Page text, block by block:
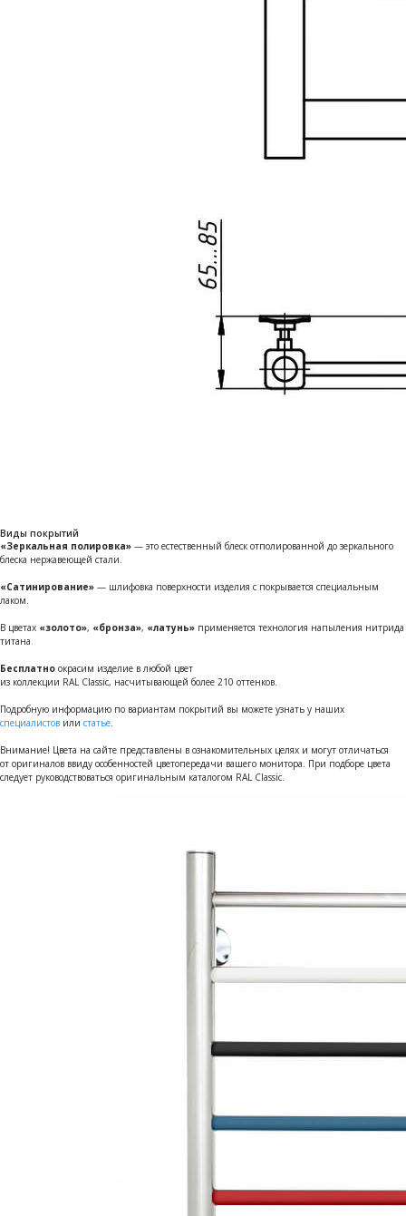
Виды покрытий
«Зеркальная полировка» — это естественный блеск отполированной до зеркального
блеска нержавеющей стали.
«Сатинирование» — шлифовка поверхности изделия с покрывается специальным
лаком.
В цветах «золото», «бронза», «латунь» применяется технология напыления нитрида
титана.
Бесплатно окрасим изделие в любой цвет
из коллекции RAL Classic, насчитывающей более 210 оттенков.
Подробную информацию по вариантам покрытий вы можете узнать у наших
специалистов или статье.
Внимание! Цвета на сайте представлены в ознакомительных целях и могут отличаться
от оригиналов ввиду особенностей цветопередачи вашего монитора. При подборе цвета
следует руководствоваться оригинальным каталогом RAL Classic.